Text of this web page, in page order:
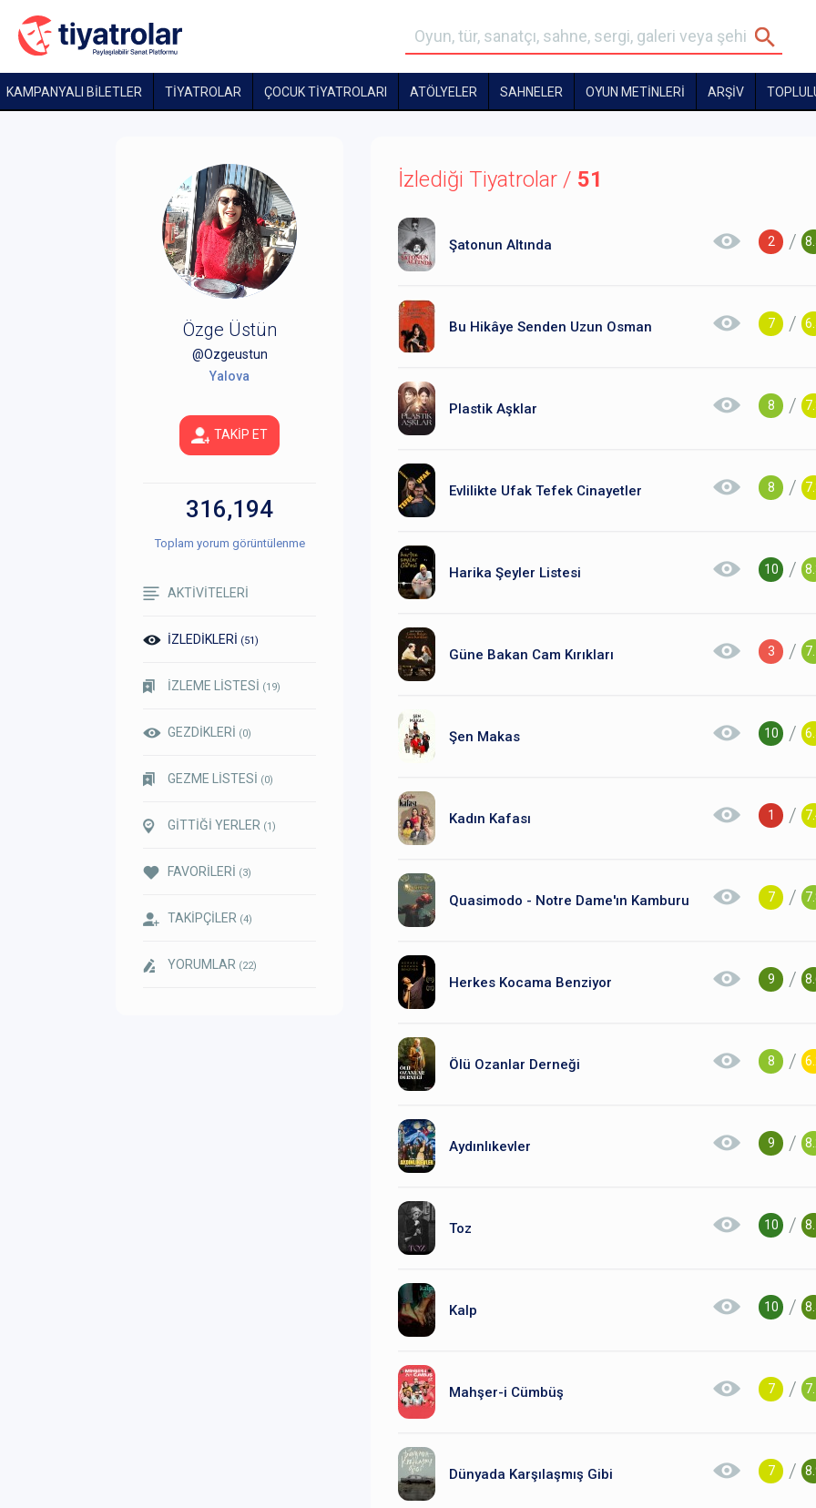
KAMPANYALI BİLETLER TİYATROLAR ÇOCUK TIYATROLARI ATÖLYELER SAHNELER OYUN METİNLERİ ARŞİV
Özge Üstün
@Ozgeustun
Yalova
TAKİP ET
316,194
Toplam yorum görüntülenme
AKTİVİTELERİ
İZLEDİKLERİ (51)
İZLEME LİSTESİ (19)
GEZDİKLERİ (0)
GEZME LİSTESİ (0)
GİTTİĞİ YERLER (1)
FAVORİLERİ (3)
TAKİPÇİLER (4)
YORUMLAR (22)
İzlediği Tiyatrolar / 51
/
2
Şatonun Altında
/
7
Bu Hikâye Senden Uzun Osman
/
8
Plastik Aşklar
/
8
Evlilikte Ufak Tefek Cinayetler
/
10
Harika Şeyler Listesi
/
3
Güne Bakan Cam Kırıkları
/
10
Şen Makas
/
1
Kadın Kafası
/
7
Quasimodo - Notre Dame'ın Kamburu
/
9
Herkes Kocama Benziyor
/
8
Ölü Ozanlar Derneği
/
9
Aydınlıkevler
/
10
Toz
/
10
Kalp
/
7
Mahşer-i Cümbüş
/
7
Dünyada Karşılaşmış Gibi